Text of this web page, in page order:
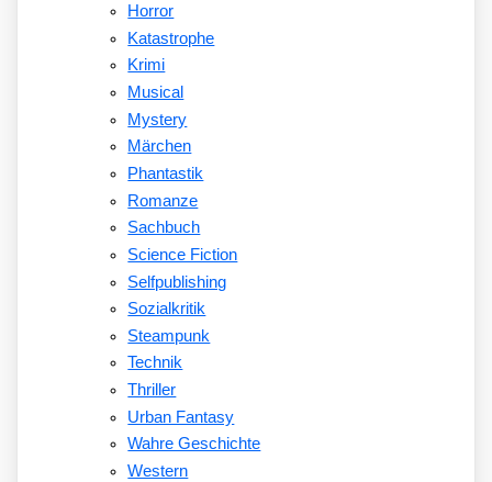
Horror
Katastrophe
Krimi
Musical
Mystery
Märchen
Phantastik
Romanze
Sachbuch
Science Fiction
Selfpublishing
Sozialkritik
Steampunk
Technik
Thriller
Urban Fantasy
Wahre Geschichte
Western